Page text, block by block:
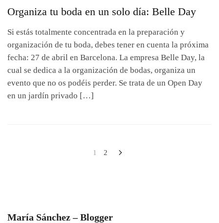
Organiza tu boda en un solo día: Belle Day
Si estás totalmente concentrada en la preparación y
organización de tu boda, debes tener en cuenta la próxima
fecha: 27 de abril en Barcelona. La empresa Belle Day, la
cual se dedica a la organización de bodas, organiza un
evento que no os podéis perder. Se trata de un Open Day
en un jardín privado […]
1 2
María Sánchez – Blogger